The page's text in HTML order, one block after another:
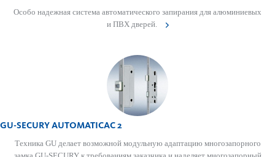
Особо надежная система автоматического запирания для алюминиевых
и ПВХ дверей.
GU-SECURY AUTOMATICAC 2
Техника GU делает возможной модульную адаптацию многозапорного